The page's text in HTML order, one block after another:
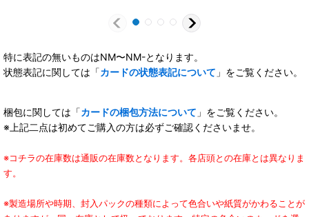
特に表記の無いものはNM〜NM-となります。
状態表記に関しては「カードの状態表記について 」をご覧ください。
梱包に関しては「カードの梱包方法について 」をご覧ください。
※上記二点は初めてご購入の方は必ずご確認くださいませ。
※コチラの在庫数は通販の在庫数となります。各店頭との在庫とは異なりま
す。
※製造場所や時期、封入パックの種類によって色合いや紙質がかわることが